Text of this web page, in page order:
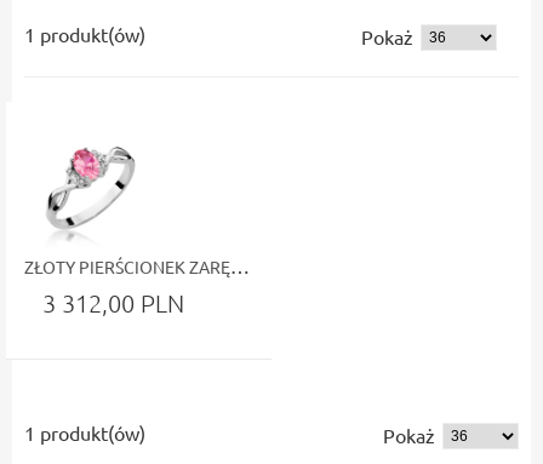
1 produkt(ów) Pokaż
ZŁOTY PIERŚCIONEK ZARĘCZYNOWY Z RÓŻOWYM TOPAZEM I BRYLANTAMI BIAŁE ZŁOTO
3 312,00 PLN
1 produkt(ów) Pokaż